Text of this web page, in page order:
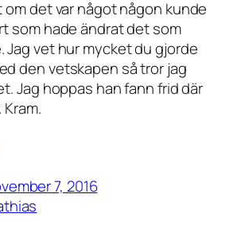
om det var något någon kunde
som hade ändrat det som
Jag vet hur mycket du gjorde
den vetskapen så tror jag
Jag hoppas han fann frid där
Kram.
7, 2016